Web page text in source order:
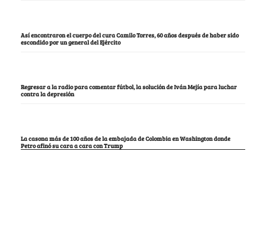
Así encontraron el cuerpo del cura Camilo Torres, 60 años después de haber sido
escondido por un general del Ejército
Regresar a la radio para comentar fútbol, la solución de Iván Mejía para luchar
contra la depresión
La casona más de 100 años de la embajada de Colombia en Washington donde
Petro afinó su cara a cara con Trump